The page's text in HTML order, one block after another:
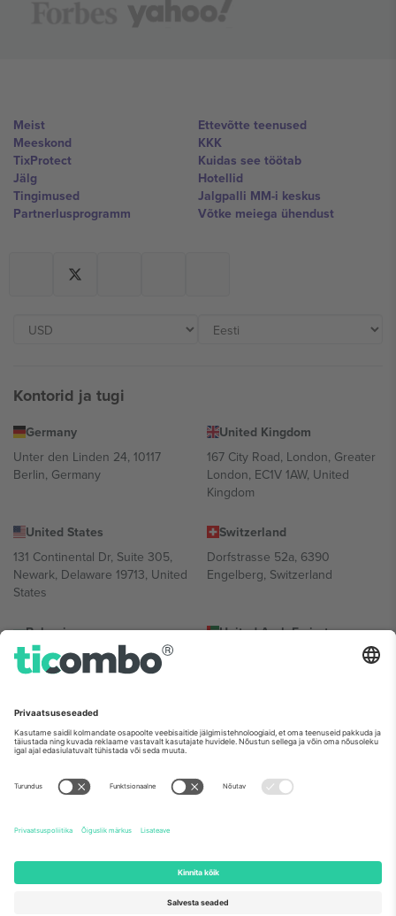
Meist
Meeskond
TixProtect
Jälg
Tingimused
Partnerlusprogramm
Ettevõtte teenused
KKK
Kuidas see töötab
Hotellid
Jalgpalli MM-i keskus
Võtke meiega ühendust
Kontorid ja tugi
Germany
Unter den Linden 24, 10117
Berlin, Germany
United Kingdom
167 City Road, London, Greater
London, EC1V 1AW, United
Kingdom
United States
131 Continental Dr, Suite 305,
Newark, Delaware 19713, United
States
Switzerland
Dorfstrasse 52a, 6390
Engelberg, Switzerland
Bulgaria
Regus Sofia City West, bul
Totleben 53-55, 1606 Sofia,
United Arab Emirates
UAE Dubai Silicon Oasis, DDP
Mexico
Av Chapultepec 360, Roma
Norte, Cuauhtémoc, 06700
Ciudad de México, CDMX,
sündmusest ja/või domeenist. Detailide jaoks vaata konkreetse
sündmuse lehte, impressumit ja tingimusi.,
2026 Ticombo. Kõik õigused kaitstud.